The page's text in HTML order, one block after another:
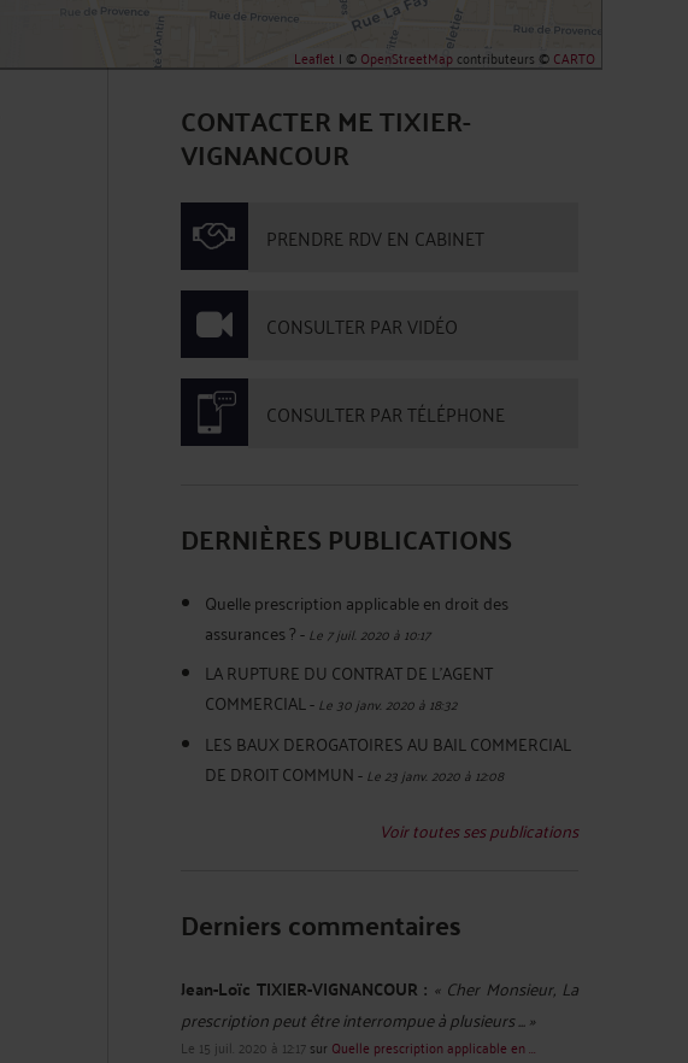
Leaflet | ©OpenStreetMapcontributeurs ©CARTO
CONTACTER ME TIXIER-
VIGNANCOUR
PRENDRE RDV EN CABINET
CONSULTER PAR VIDÉO
CONSULTER PAR TÉLÉPHONE
DERNIÈRES PUBLICATIONS
Quelle prescription applicable en droit des
assurances ?-Le 7 juil. 2020 à 10:17
LA RUPTURE DU CONTRAT DE L'AGENT
COMMERCIAL-Le 30 janv. 2020 à 18:32
LES BAUX DEROGATOIRES AU BAIL COMMERCIAL
DE DROIT COMMUN-Le 23 janv. 2020 à 12:08
Voir toutes ses publications
Derniers commentaires
Jean-Loïc TIXIER-VIGNANCOUR : « Cher Monsieur, La
prescription peut être interrompue à plusieurs ... »
Le 15 juil. 2020 à 12:17sur Quelle prescription applicable en ...